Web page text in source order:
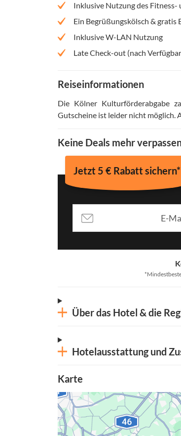
Inklusive Nutzung des Fitness-
Ein Begrüßungskölsch & gratis
Inklusive W-LAN Nutzung
Late Check-out (nach
Reiseinformationen
Die Kölner Kulturförderabgabe
Gutscheine ist leider nicht möglich.
Keine Deals mehr
Jetzt 5 € Rabatt sichern*
Über das Hotel & die
Hotelausstattung und
Karte